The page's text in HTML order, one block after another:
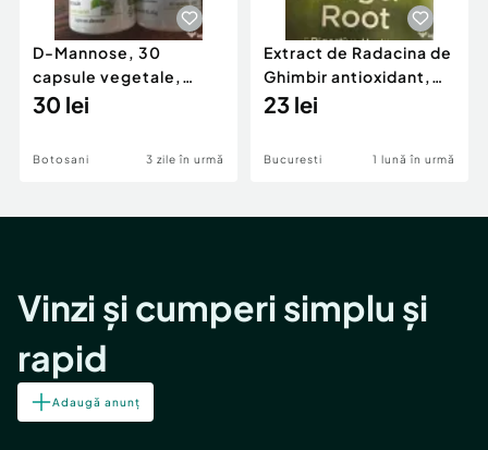
D-Mannose, 30
capsule vegetale,
Zenyth
30 lei
Botosani 3 zile în urmă
Extract de Radacina de
Ghimbir antioxidant,
pentru digestie,
23 lei
Bucuresti 1 lună în urmă
Vinzi și cumperi simplu și
rapid
Adaugă anunț